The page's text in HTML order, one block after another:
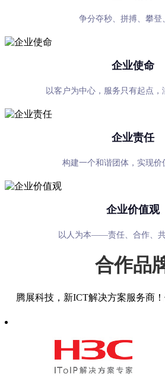
争分夺秒、拼搏、攀登
企业使命
以客户为中心，服务只有起点，
企业责任
构建一个和谐团体，实现价
企业价值观
以人为本——责任、合作、共
合作品
腾展科技，新ICT解决方案服务商